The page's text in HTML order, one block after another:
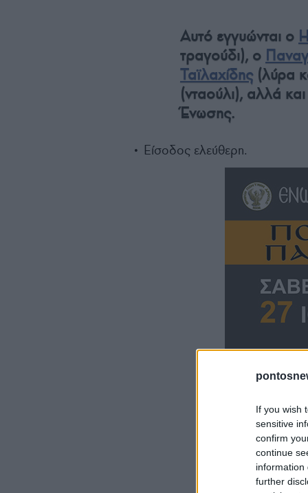
If you wish
sensitive
confirm
continue
information
further
Αυτό εγγυώνται ο
τραγούδι), ο
Ταϊλαχίδης (λύρα
(νταούλι), αλλά
Ένωσης.
• Είσοδος ελεύθερη.